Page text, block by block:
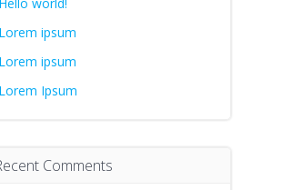
Lorem ipsum
Lorem ipsum
Lorem Ipsum
Comments